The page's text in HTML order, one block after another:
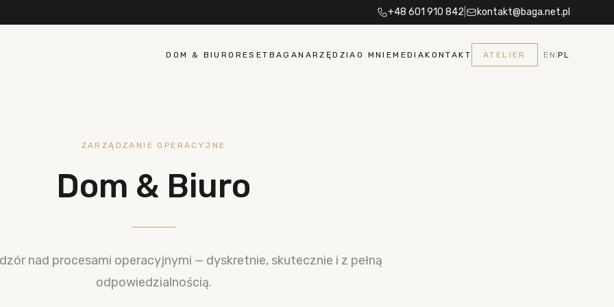
+48 601 910 842 kontakt@baga.net.pl
DOM & BIURO RESET BAGANARZĘDZIA O MNIEMEDIAKONTAKT ATELIER EN |PL
ZARZĄDZANIE OPERACYJNE
Dom & Biuro
nad procesami operacyjnymi — dyskretnie, skutecznie i z pełną
odpowiedzialnością.